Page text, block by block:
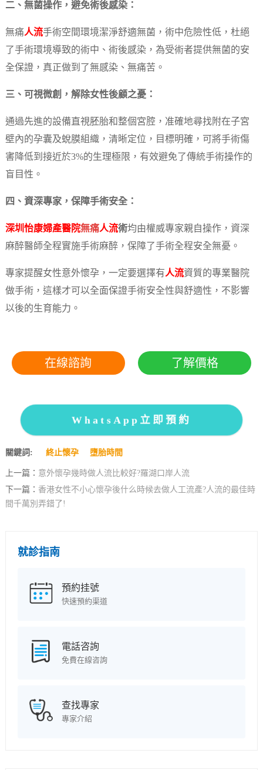
二、無菌操作，避免術後感染：
無痛人流手術空間環境潔淨舒適無菌，術中危險性低，杜絕
了手術環境導致的術中、術後感染，為受術者提供無菌的安
全保證，真正做到了無感染、無痛苦。
三、可視微創，解除女性後顧之憂：
通過先進的設備直視胚胎和整個宮腔，准確地尋找附在子宮
壁內的孕囊及蛻膜組織，清晰定位，目標明確，可將手術傷
害降低到接近於3%的生理極限，有效避免了傳統手術操作的
盲目性。
四、資深專家，保障手術安全：
深圳怡康婦產醫院無痛人流術均由權威專家親自操作，資深
麻醉醫師全程實施手術麻醉，保障了手術全程安全無憂。
專家提醒女性意外懷孕，一定要選擇有人流資質的專業醫院
做手術，這樣才可以全面保證手術安全性與舒適性，不影響
以後的生育能力。
在線諮詢 了解價格
WhatsApp立即預約
關鍵詞: 終止懷孕 墮胎時間
上一篇： 意外懷孕幾時做人流比較好?羅湖口岸人流
下一篇： 香港女性不小心懷孕後什么時候去做人工流產?人流的最佳時
間千萬別弄錯了!
就診指南
預約挂號
快速預約渠道
電話咨詢
免費在線咨詢
查找專家
專家介紹